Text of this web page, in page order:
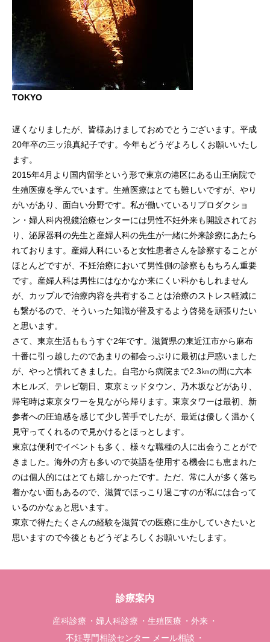
TOKYO
遅くなりましたが、皆様あけましておめでとうございます。平成
20年卒の三ッ浪真紀子です。今年もどうぞよろしくお願いいたし
ます。
2015年4月より国内留学という形で東京の港区にある山王病院で
生殖医療を学んでいます。生殖医療はとても難しいですが、やり
がいがあり、面白い分野です。私が働いているリプロダクショ
ン・婦人科内視鏡治療センターには男性不妊外来も開設されてお
り、泌尿器科の先生と産婦人科の先生が一緒に外来診療にあたら
れております。産婦人科にいると女性患者さんを診察することが
ほとんどですが、不妊治療において男性側の診察ももちろん重要
です。産婦人科は男性にはなかなか来にくい科かもしれません
が、カップルで治療内容を共有することは治療のストレス軽減に
も繋がるので、そういった知識が普及するよう啓発を頑張りたい
と思います。
さて、東京生活ももうすぐ2年です。滋賀県の東近江市から麻布
十番に引っ越したのであまりの都会っぷりに最初は戸惑いました
が、やっと慣れてきました。自宅から病院まで2.3㎞の間に六本
木ヒルズ、テレビ朝日、東京ミッドタウン、乃木坂などがあり、
帰宅時は東京タワーを見ながら帰ります。東京タワーは最初、新
参者への圧迫感を感じて少し苦手でしたが、最近は優しく温かく
見守ってくれるので見かけるとほっとします。
東京は便利でイベントも多く、様々な職種の人に出会うことがで
きました。海外の方も多いので英語を使用する機会にも恵まれた
のは個人的にはとても嬉しかったです。ただ、常に人が多く落ち
着かない面もあるので、滋賀でほっこり過ごすのが私には合って
いるのかなぁと思います。
東京で得たたくさんの経験を滋賀での医療に生かしていきたいと
思いますので今後ともどうぞよろしくお願いいたします。
診療案内
産科診療 婦人科診療 生殖医療
外来
不妊専門相談センター メール相談